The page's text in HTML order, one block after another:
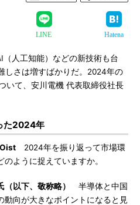
LINE Hatena
人工知能）などの新技術も台
しさは増すばかりだ。2024年の
いて、安川電機 代表取締役社長
た2024年
2024年を振り返って市場環
のように捉えていますか。
（以下、敬称略）
半導体と中国
動向が大きなポイントになると見